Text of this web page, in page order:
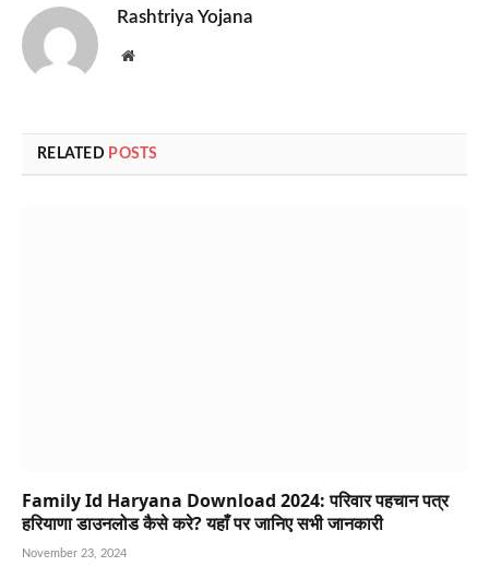
Rashtriya Yojana
Website
RELATED POSTS
Family Id Haryana Download 2024: परिवार पहचान पत्र
हरियाणा डाउनलोड कैसे करे? यहाँ पर जानिए सभी जानकारी
November 23, 2024